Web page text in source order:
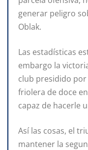
generar peligro
Oblak.
Las estadísticas
embargo la
club presidido por
friolera de doce
capaz de hacerle
Así las cosas, el
mantener la